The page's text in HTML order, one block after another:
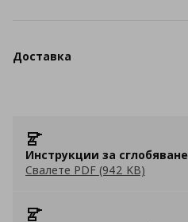
Доставка
Инструкции за сглобяване
Свалете PDF (942 KB)